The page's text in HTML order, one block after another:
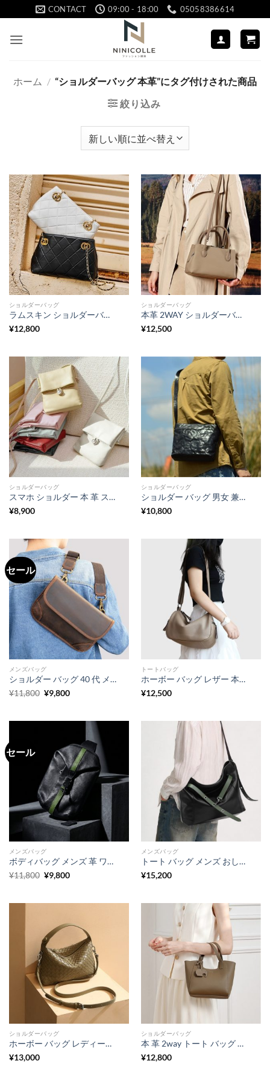
to
content
CONTACT 09:00 - 18:00 05058386614
ホーム / “ショルダーバッグ 本革”にタグ付けされた商品
絞り込み
ショルダーバッグ
ラムスキン ショルダーバッグ キルティング バッグ 本 革 羊 革 バッグ チェーン ショルダー バッグ 結婚 式 チェーン バッグ キルティング バッグ ホワイト 大人 カジュアル バッグ 披露宴 お呼ばれ バッグ
¥12,800
ショルダーバッグ
本革 2WAY ショルダーバッグ レディース 大人 かわいい ミニトートバッグ 斜めがけ ショルダー バッグ レディース フォーマル バッグ レディース プレゼント 自立 ファスナー 軽量 レザー ハンドバッグ 小さめ スクエア 通勤 通学 旅行
¥12,500
ショルダーバッグ
スマホ ショルダー 本 革 スマホ ポシェット 縦 型 本 革 スマホ ショルダー 革 製 スマホポーチ 革 レディース ミニポシェット 縦型 本 革 ミニ バッグ レディース リアル レザー ミニ ショルダー バッグ
¥8,900
ショルダーバッグ
ショルダー バッグ 男女 兼用 ユニ セックス ワン ショルダー バッグ スクエア ショルダー バッグ 本 革 大人カジュアル ショルダーバッグ メンズ バッグ ショルダー レザー 30 代 レディース バッグ ミニマル レザー バッグ
¥10,800
セール
メンズバッグ
ショルダー バッグ 40 代 メンズ ちょっと そこ まで バッグ 人気 ショルダー バッグ おじさん サコッシュ バッグ メンズ 休日 バッグ メンズ 40 代 人気 バッグ
¥11,800 元
は
た。
¥9,800現
格
¥9,800
で
す。
トートバッグ
ホーボー バッグ レザー 本革 トート バッグ シュリンク レザー ショルダー バッグ 本 革 トート バッグ 柔らかい レザー ワン ショルダー バッグ レディース バッグ プレゼント
¥12,500
セール
メンズバッグ
ボディバッグ メンズ 革 ワン ショルダー バッグ メンズ 革 メンズ ボディ バッグ カジュアル メンズ 多 機能 ショルダー バッグ メンズ バック 流行り 男性 バッグ ショルダー 彼氏 プレゼント メンズ 誕生 日 プレゼント 30 代
¥11,800 元
は
し
た。
¥9,800現
格
¥9,800
で
す。
メンズバッグ
トート バッグ メンズ おしゃれ メンズ ショルダー バッグ 大 容量 パソコン が 入る トート バッグ ショルダー バッグ a4 収納 一泊 出張 カバン トート バッグ メンズ レディース
¥15,200
ショルダーバッグ
ホーボー バッグ レディース 編み 風 バッグ レディース レザー バッグ 本 革 バッグ レディース 人気 ハンドバッグ 2way 女性 バッグ 軽い もらって 嬉しい 革製品 女性
¥13,000
ショルダーバッグ
本 革 2way トート バッグ レディース バッグ ミニトート ショルダーバッグ 軽量 シュリンク レザー ハンドバッグ ショルダー バッグ 主婦 バッグ チャーム 付き 通勤 通学 お出かけ プレゼント
¥12,800